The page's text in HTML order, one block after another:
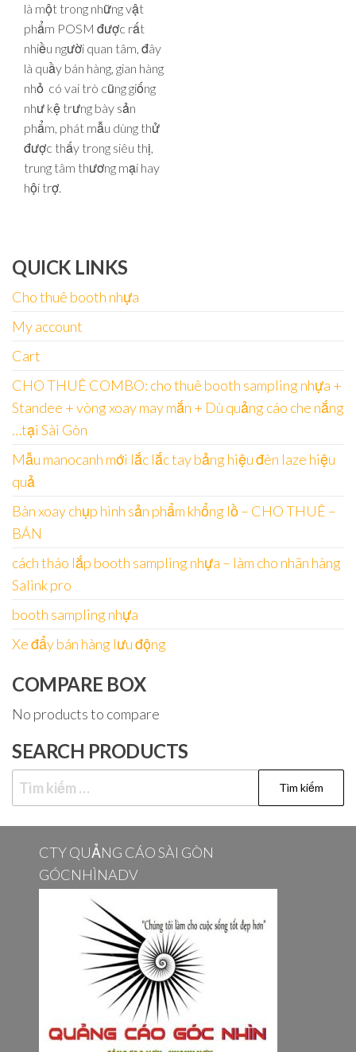
là một trong những vật
phẩm POSM được rất
nhiều người quan tâm, đây
là quầy bán hàng, gian hàng
nhỏ có vai trò cũng giống
như kệ trưng bày sản
phẩm, phát mẫu dùng thử
được thấy trong siêu thị,
trung tâm thương mại hay
hội trợ.
QUICK LINKS
Cho thuê booth nhựa
My account
Cart
CHO THUÊ COMBO: cho thuê booth sampling nhựa +
Standee + vòng xoay may mắn + Dù quảng cáo che nắng
…tại Sài Gòn
Mẫu manocanh mới lắc lắc tay bảng hiệu đèn laze hiệu
quả
Bàn xoay chụp hình sản phẩm khổng lồ – CHO THUÊ –
BÁN
cách tháo lắp booth sampling nhựa – làm cho nhãn hàng
Salink pro
booth sampling nhựa
Xe đẩy bán hàng lưu động
COMPARE BOX
No products to compare
SEARCH PRODUCTS
Tìm
kiếm
cho:
CTY QUẢNG CÁO SÀI GÒN
GÓCNHÌNADV